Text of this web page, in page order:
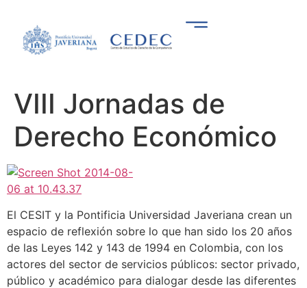
VIII Jornadas de
Derecho Económico
El CESIT y la Pontificia Universidad Javeriana crean un
espacio de reflexión sobre lo que han sido los 20 años
de las Leyes 142 y 143 de 1994 en Colombia, con los
actores del sector de servicios públicos: sector privado,
público y académico para dialogar desde las diferentes